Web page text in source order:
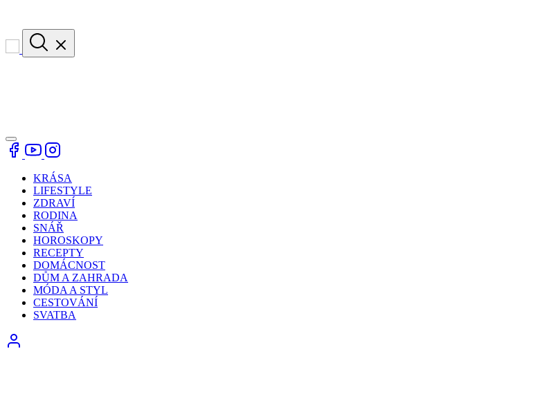
KRÁSA
LIFESTYLE
ZDRAVÍ
RODINA
SNÁŘ
HOROSKOPY
RECEPTY
DOMÁCNOST
DŮM A ZAHRADA
MÓDA A STYL
CESTOVÁNÍ
SVATBA